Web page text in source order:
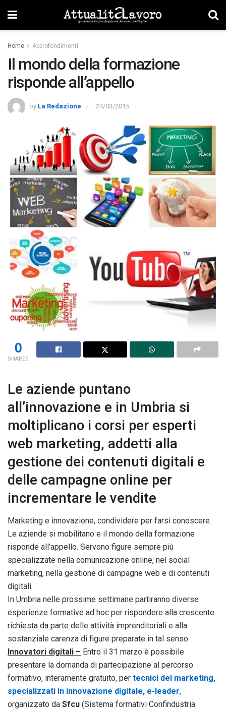
Home Approfondimenti
Il mondo della formazione
risponde all’appello
by La Redazione 24/03/2015
0
SHARES
Le aziende puntano
all’innovazione e in Umbria si
moltiplicano i corsi per esperti
web marketing, addetti alla
gestione dei contenuti digitali e
delle campagne online per
incrementare le vendite
Marketing e innovazione, condividere per farsi conoscere.
Le aziende si mobilitano e il mondo della formazione
risponde all’appello. Servono figure sempre più
specializzate nella comunicazione online, nel social
marketing, nella gestione di campagne web e di contenuti
digitali.
In Umbria nelle prossime settimane partiranno diverse
esperienze formative ad hoc per rispondere alla crescente
richiesta da parte delle attività imprenditoriali e alla
sostanziale carenza di figure preparate in tal senso.
Innovatori digitali – Entro il 31 marzo è possibile
presentare la domanda di partecipazione al percorso
formativo, interamente gratuito, per tecnici del marketing,
specializzati in innovazione digitale, e-leader,
organizzato da Sfcu (Sistema formativi Confindustria